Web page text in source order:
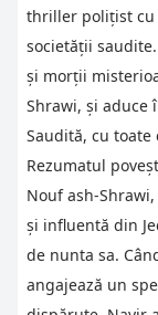
thriller polițist cu
societății
și morții
Shrawi, și aduce
Saudită, cu
Rezumatul
Nouf ash-
și influentă din
de nunta sa.
angajează un